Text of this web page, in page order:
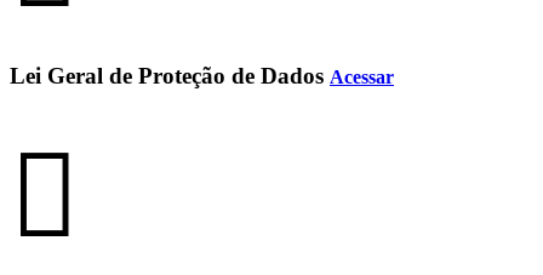
Lei Geral de Proteção de Dados Acessar